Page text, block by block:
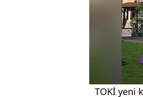
TOKİ yeni